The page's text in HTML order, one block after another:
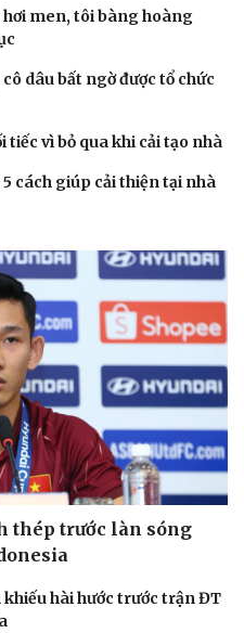
men, tôi bàng hoàng
dâu bất ngờ được tổ chức
tiếc vì bỏ qua khi cải tạo nhà
cách giúp cải thiện tại nhà
thép trước làn sóng
khiếu hài hước trước trận ĐT